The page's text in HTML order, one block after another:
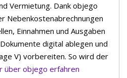
Vermietung. Dank objego
Nebenkostenabrechnungen
Einnahmen und Ausgaben
digital ablegen und
V) vorbereiten. So wird der
über objego erfahren